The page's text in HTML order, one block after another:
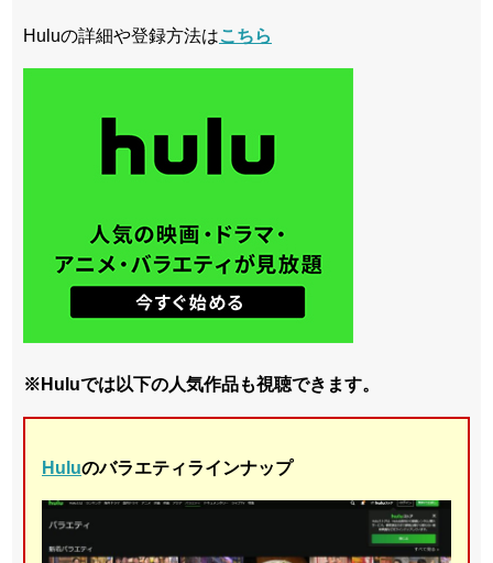
Huluの詳細や登録方法はこちら
※Huluでは以下の人気作品も視聴できます。
Huluのバラエティラインナップ